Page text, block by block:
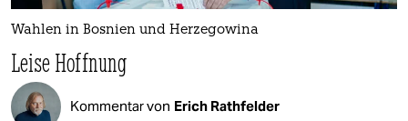
Wahlen in Bosnien und Herzegowina
Leise Hoffnung
Kommentar von Erich Rathfelder